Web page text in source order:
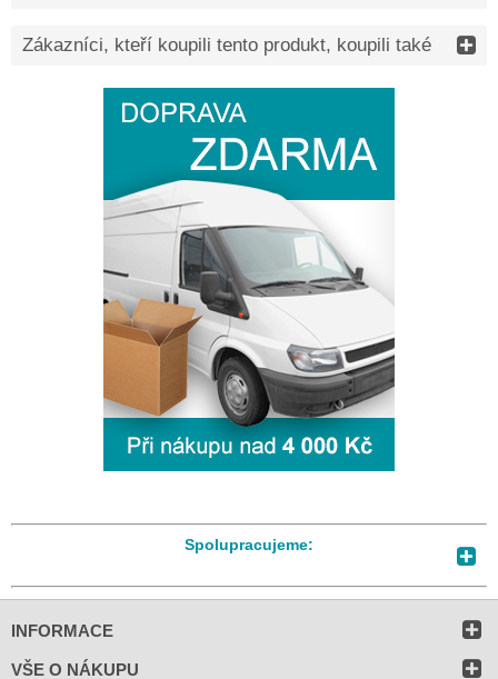
Zákazníci, kteří koupili tento produkt, koupili také
Spolupracujeme:
INFORMACE
VŠE O NÁKUPU